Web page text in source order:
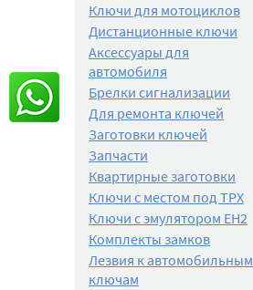
Ключи для мотоциклов
Дистанционные ключи
Аксессуары для
автомобиля
Брелки сигнализации
Для ремонта ключей
Заготовки ключей
Запчасти
Квартирные заготовки
Ключи с местом под TPX
Ключи с эмулятором EH2
Комплекты замков
Лезвия к автомобильным
ключам